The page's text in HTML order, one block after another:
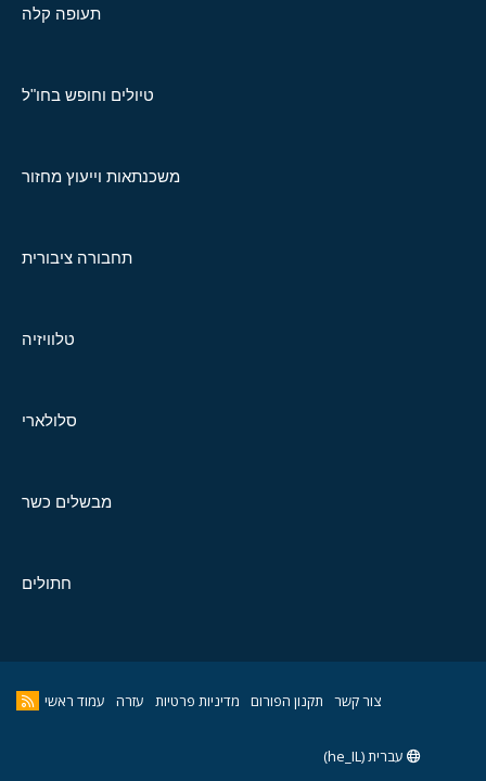
תעופה קלה
טיולים וחופש בחו"ל
משכנתאות וייעוץ מחזור
תחבורה ציבורית
טלוויזיה
סלולארי
מבשלים כשר
חתולים
צור קשר תקנון הפורום מדיניות פרטיות עזרה עמוד ראשי
עברית (he_IL)